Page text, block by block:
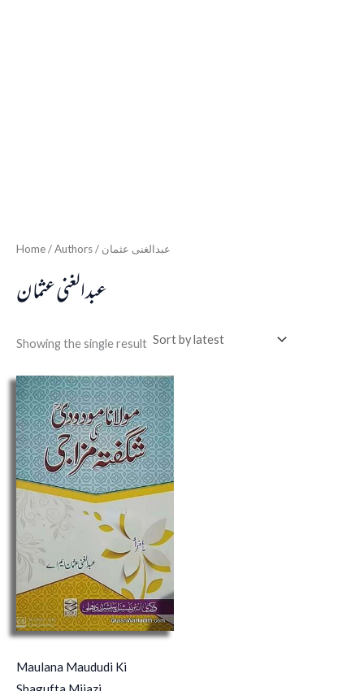
Home / Authors / عبدالغنی عثمان
عبدالغنی عثمان
Showing the single result
Maulana Maududi Ki